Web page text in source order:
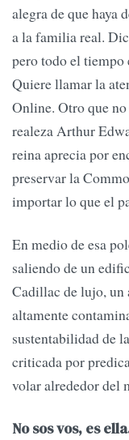
alegra de que haya
a la familia real.
pero todo el tiempo
Quiere llamar la
Online. Otro que
realeza Arthur
reina aprecia por
preservar la
importar lo que el
En medio de esa
saliendo de un
Cadillac de lujo, un
altamente
sustentabilidad de
criticada por
volar alrededor del
No sos vos, es